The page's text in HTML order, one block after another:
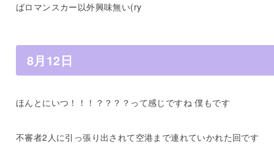
ばロマンスカー以外興味無い(ry
8月12日
ほんとにいつ！！！？？？？って感じですね 僕もです
不審者2人に引っ張り出されて空港まで連れていかれた回です